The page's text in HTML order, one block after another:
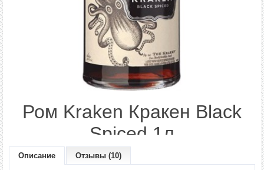
Ром Kraken Кракен Black
Spiced 1л
Модель:
Описание Отзывы (10)